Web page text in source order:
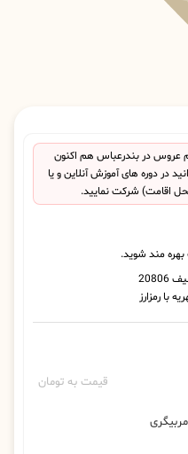
عروس در بندرعباس هم اکنون
در دوره های آموزش آنلاین و یا
اقامت) شرکت نمایید.
قیمت به تومان